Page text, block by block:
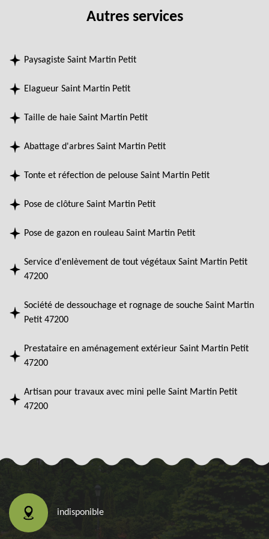
Autres services
Paysagiste Saint Martin Petit
Elagueur Saint Martin Petit
Taille de haie Saint Martin Petit
Abattage d'arbres Saint Martin Petit
Tonte et réfection de pelouse Saint Martin Petit
Pose de clôture Saint Martin Petit
Pose de gazon en rouleau Saint Martin Petit
Service d'enlèvement de tout végétaux Saint Martin Petit
47200
Société de dessouchage et rognage de souche Saint Martin
Petit 47200
Prestataire en aménagement extérieur Saint Martin Petit
47200
Artisan pour travaux avec mini pelle Saint Martin Petit
47200
indisponible